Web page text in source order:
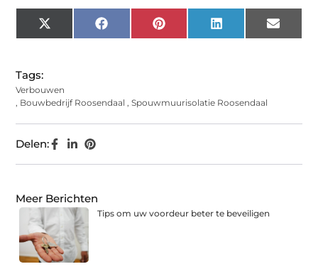
X
(Twitter)
Facebook Pinterest LinkedIn Email
Tags:
Verbouwen
, Bouwbedrijf Roosendaal ,Spouwmuurisolatie Roosendaal
Delen:
Meer Berichten
Tips om uw voordeur beter te beveiligen